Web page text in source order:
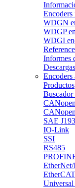
Encoders
WDGN
WDGP
WDGI
Informes
Descargas
Encoders
Productos
Buscador
CANopen
SAE
IO-Link
SSI
RS485
EtherCAT
Universal